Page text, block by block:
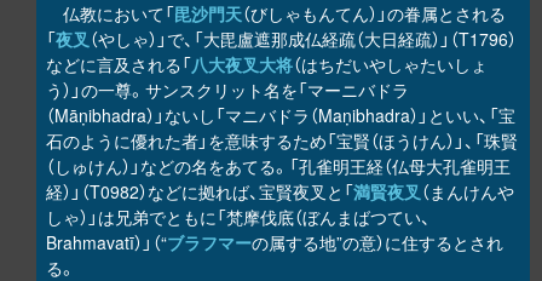
仏教において「毘沙門天（びしゃもんてん）」の眷属とされる
「夜叉（やしゃ）」で、「大毘盧遮那成仏経疏（大日経疏）」（T1796）
などに言及される「八大夜叉大将（はちだいやしゃたいしょ
う）」の一尊。サンスクリット名を「マーニバドラ
（Māṇibhadra）」ないし「マニバドラ（Maṇibhadra）」といい、「宝
石のように優れた者」を意味するため「宝賢（ほうけん）」、「珠賢
（しゅけん）」などの名をあてる。「孔雀明王経（仏母大孔雀明王
経）」（T0982）などに拠れば、宝賢夜叉と「満賢夜叉（まんけんや
しゃ）」は兄弟でともに「梵摩伐底（ぼんまばつてい、
Brahmavatī）」（“ブラフマーの属する地”の意）に住するとされ
る。